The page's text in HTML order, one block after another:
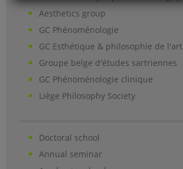
Aesthetics group
GC Phénoménologie
GC Esthétique & philosophie de l'art
Groupe belge d'études sartriennes
GC Phénoménologie clinique
Liège Philosophy Society
Doctoral school
Annual seminar